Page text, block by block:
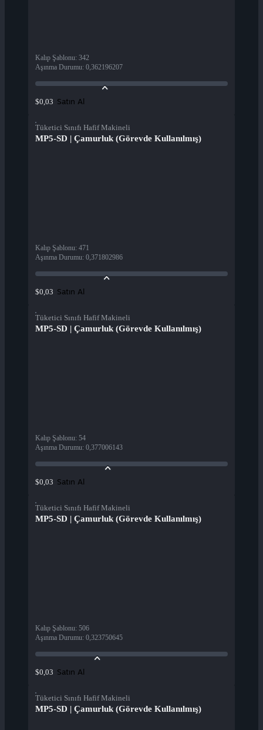
Kalıp Şablonu: 342
Aşınma Durumu: 0,362196207
$0,03 Satın Al
Tüketici Sınıfı Hafif Makineli
MP5-SD | Çamurluk (Görevde Kullanılmış)
Kalıp Şablonu: 471
Aşınma Durumu: 0,371802986
$0,03 Satın Al
Tüketici Sınıfı Hafif Makineli
MP5-SD | Çamurluk (Görevde Kullanılmış)
Kalıp Şablonu: 54
Aşınma Durumu: 0,377006143
$0,03 Satın Al
Tüketici Sınıfı Hafif Makineli
MP5-SD | Çamurluk (Görevde Kullanılmış)
Kalıp Şablonu: 506
Aşınma Durumu: 0,323750645
$0,03 Satın Al
Tüketici Sınıfı Hafif Makineli
MP5-SD | Çamurluk (Görevde Kullanılmış)